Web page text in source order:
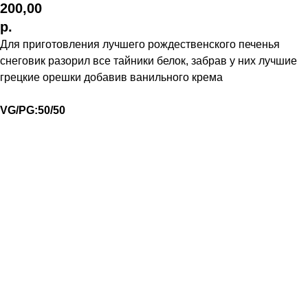
200,00
р.
Для приготовления лучшего рождественского печенья
снеговик разорил все тайники белок, забрав у них лучшие
грецкие орешки добавив ванильного крема
VG/PG:50/50